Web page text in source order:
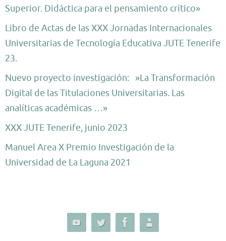
Superior. Didáctica para el pensamiento crítico»
Libro de Actas de las XXX Jornadas Internacionales
Universitarias de Tecnología Educativa JUTE Tenerife
23.
Nuevo proyecto investigación: »La Transformación
Digital de las Titulaciones Universitarias. Las
analíticas académicas …»
XXX JUTE Tenerife, junio 2023
Manuel Area X Premio Investigación de la
Universidad de La Laguna 2021